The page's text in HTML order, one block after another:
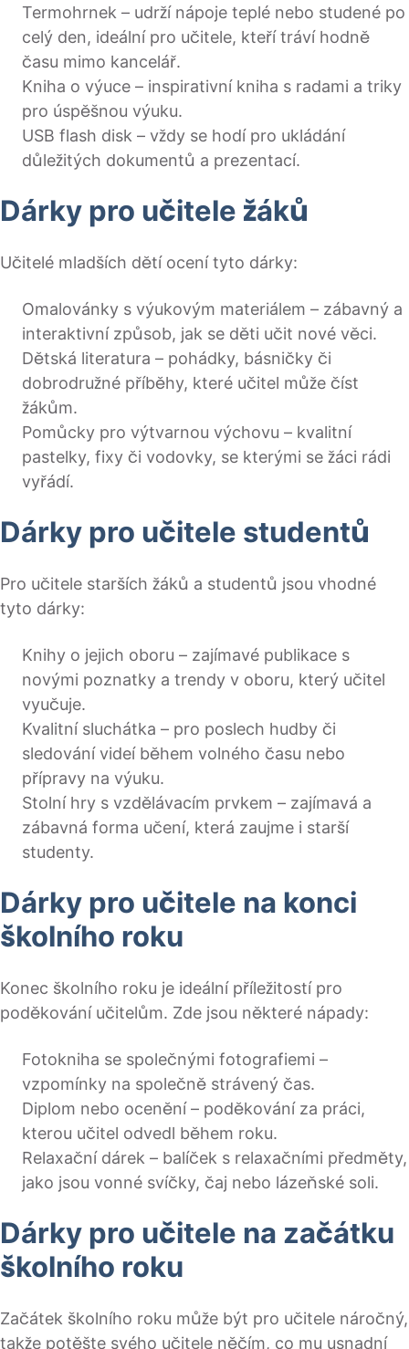
Termohrnek – udrží nápoje teplé nebo studené po
celý den, ideální pro učitele, kteří tráví hodně
času mimo kancelář.
Kniha o výuce – inspirativní kniha s radami a triky
pro úspěšnou výuku.
USB flash disk – vždy se hodí pro ukládání
důležitých dokumentů a prezentací.
Dárky pro učitele žáků
Učitelé mladších dětí ocení tyto dárky:
Omalovánky s výukovým materiálem – zábavný a
interaktivní způsob, jak se děti učit nové věci.
Dětská literatura – pohádky, básničky či
dobrodružné příběhy, které učitel může číst
žákům.
Pomůcky pro výtvarnou výchovu – kvalitní
pastelky, fixy či vodovky, se kterými se žáci rádi
vyřádí.
Dárky pro učitele studentů
Pro učitele starších žáků a studentů jsou vhodné
tyto dárky:
Knihy o jejich oboru – zajímavé publikace s
novými poznatky a trendy v oboru, který učitel
vyučuje.
Kvalitní sluchátka – pro poslech hudby či
sledování videí během volného času nebo
přípravy na výuku.
Stolní hry s vzdělávacím prvkem – zajímavá a
zábavná forma učení, která zaujme i starší
studenty.
Dárky pro učitele na konci
školního roku
Konec školního roku je ideální příležitostí pro
poděkování učitelům. Zde jsou některé nápady:
Fotokniha se společnými fotografiemi –
vzpomínky na společně strávený čas.
Diplom nebo ocenění – poděkování za práci,
kterou učitel odvedl během roku.
Relaxační dárek – balíček s relaxačními předměty,
jako jsou vonné svíčky, čaj nebo lázeňské soli.
Dárky pro učitele na začátku
školního roku
Začátek školního roku může být pro učitele náročný,
takže potěšte svého učitele něčím, co mu usnadní